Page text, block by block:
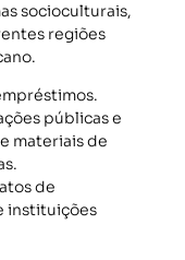
socioculturais,
regiões
públicas e
materiais de
de
instituições